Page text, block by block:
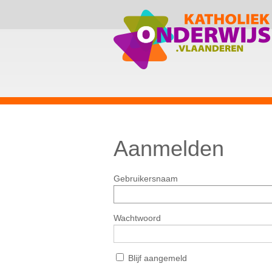
Aanmelden
Gebruikersnaam
Wachtwoord
Blijf aangemeld